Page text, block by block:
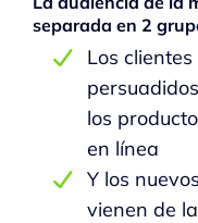
separada en 2
Los
los
en línea
Y los
vienen de